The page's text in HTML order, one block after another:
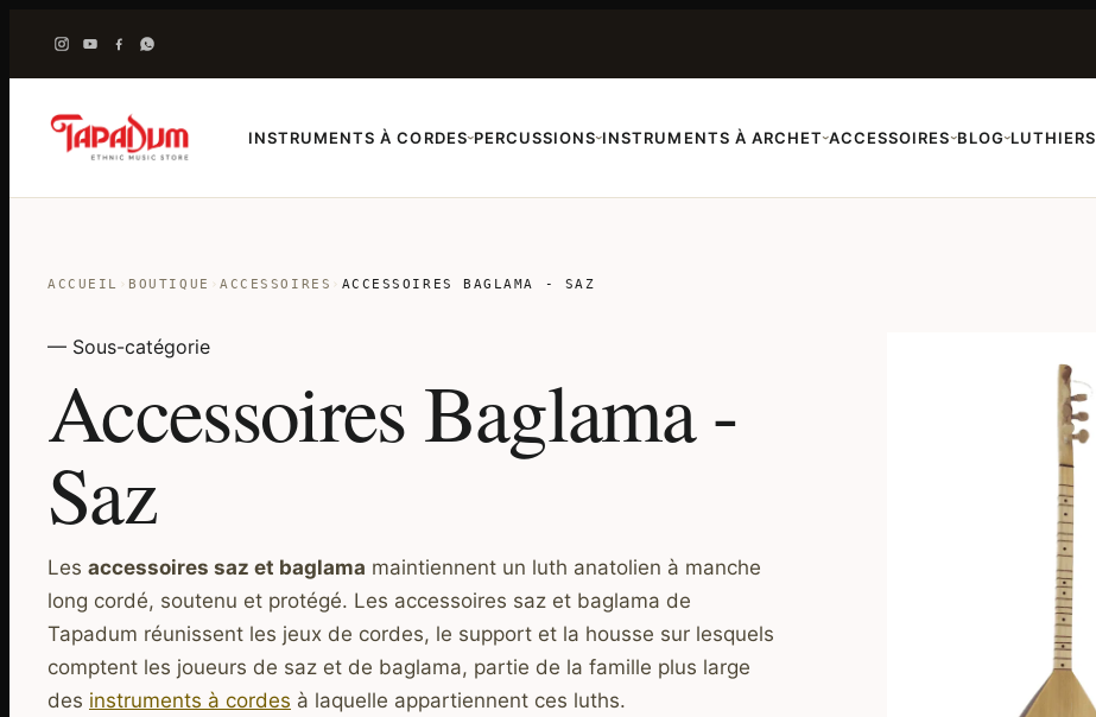
INSTRUMENTS À CORDES›PERCUSSIONS›INSTRUMENTS À ARCHET›ACCESSOIRES›BLOG›LUTHIERS
ACCUEIL › BOUTIQUE ›ACCESSOIRES › ACCESSOIRES BAGLAMA - SAZ
— Sous-catégorie
Accessoires Baglama -
Saz
Les accessoires saz et baglama maintiennent un luth anatolien à manche
long cordé, soutenu et protégé. Les accessoires saz et baglama de
Tapadum réunissent les jeux de cordes, le support et la housse sur lesquels
comptent les joueurs de saz et de baglama, partie de la famille plus large
des instruments à cordes à laquelle appartiennent ces luths.